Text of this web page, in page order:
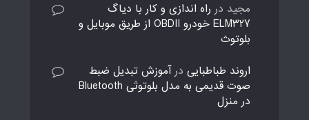
مجید در راه اندازی و کار با دیاگ
ELM327 خودرو OBDII از طریق موبایل و
بلوتوث
اروند طباطبایی درآموزش تبدیل ضبط
صوت قدیمی به مدل بلوتوثی Bluetooth
در منزل